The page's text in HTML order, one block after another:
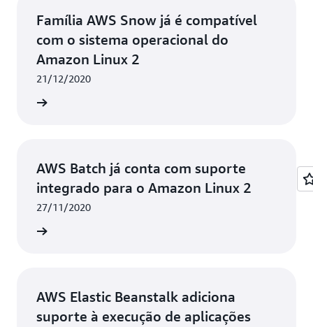
Família AWS Snow já é compatível
com o sistema operacional do
Amazon Linux 2
21/12/2020
AWS Batch já conta com suporte
integrado para o Amazon Linux 2
27/11/2020
AWS Elastic Beanstalk adiciona
suporte à execução de aplicações